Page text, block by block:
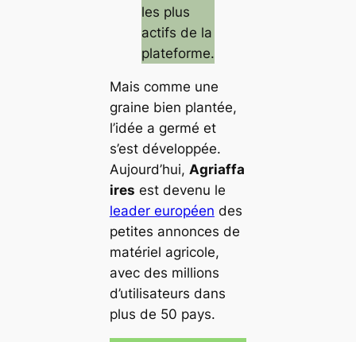
les plus
actifs de la
plateforme.
Mais comme une
graine bien plantée,
l’idée a germé et
s’est développée.
Aujourd’hui, Agriaffa
ires est devenu le
leader européen des
petites annonces de
matériel agricole,
avec des millions
d’utilisateurs dans
plus de 50 pays.